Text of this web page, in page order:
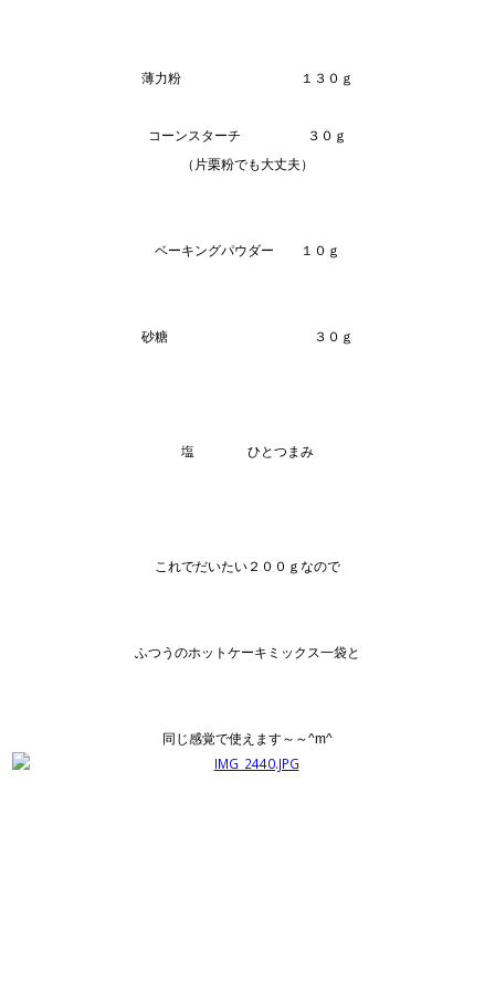
薄力粉 １３０ｇ
コーンスターチ ３０ｇ
（片栗粉でも大丈夫）
ベーキングパウダー １０ｇ
砂糖 ３０ｇ
塩 ひとつまみ
これでだいたい２００ｇなので
ふつうのホットケーキミックス一袋と
同じ感覚で使えます～～^m^